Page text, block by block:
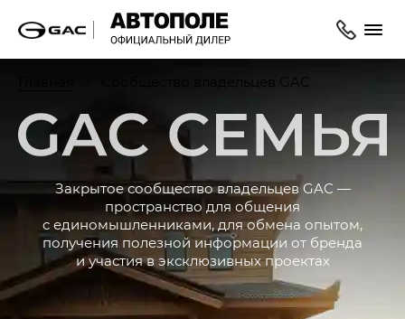
Сообщество владельцев GAC
Закрытое сообщество владельцев GAC —
пространство для общения
с единомышленниками, для обмена опытом,
получения полезной информации от бренда
и участия в эксклюзивных проектах